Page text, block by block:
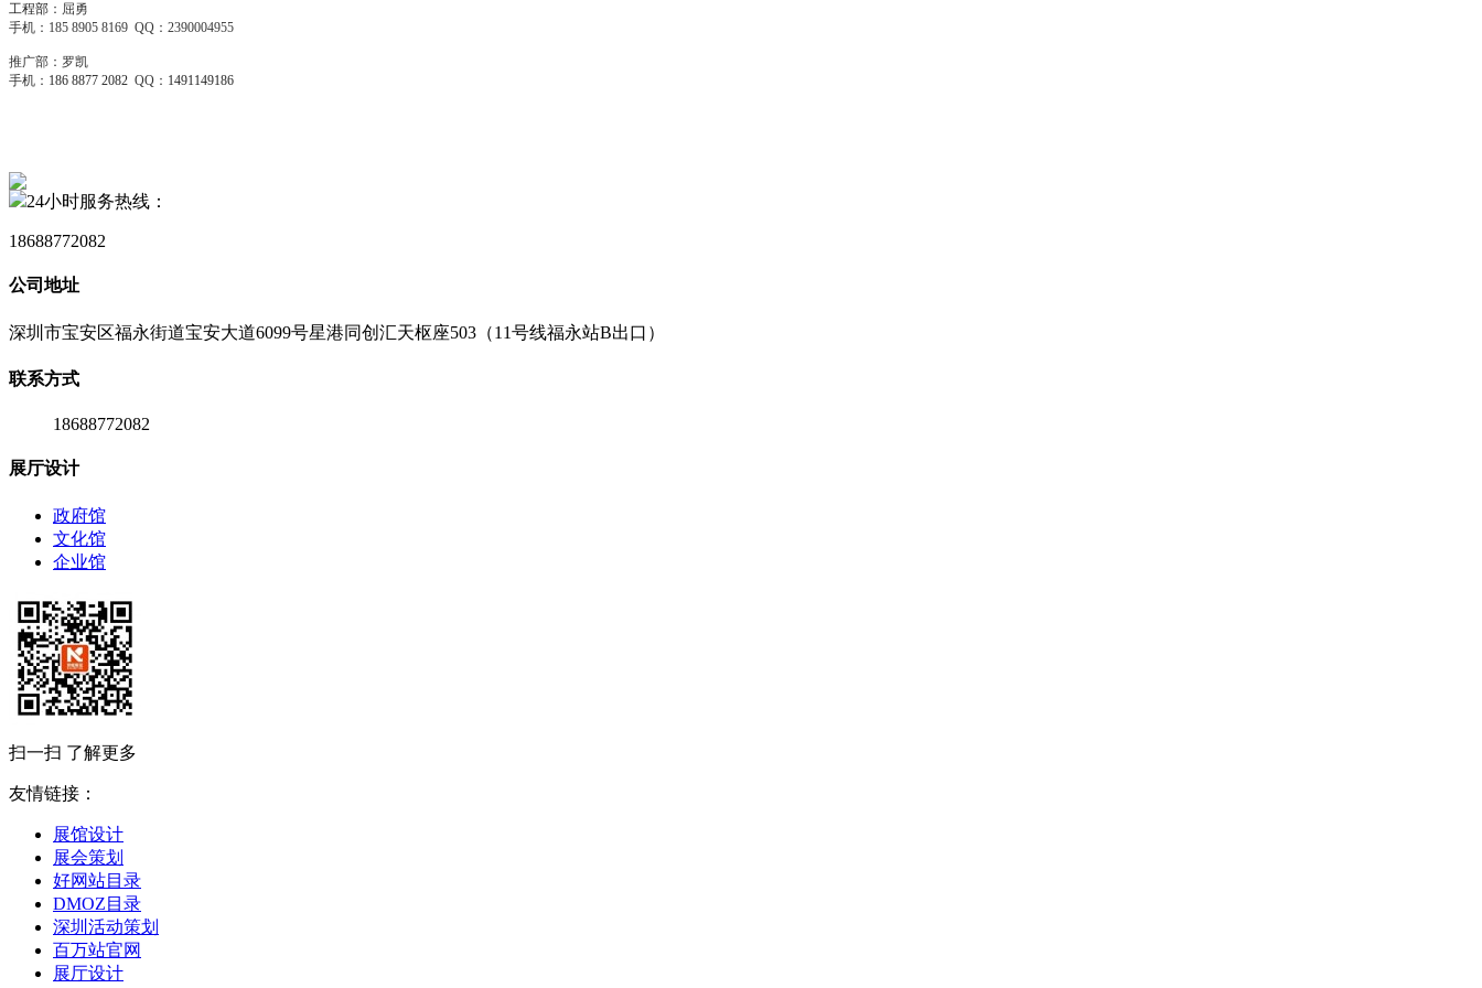
工程部 ：屈勇
手机：185 8905 8169 QQ：2390004955
推广部：罗凯
手机： 186 8877 2082 QQ： 1491149186
24小时服务热线：
18688772082
公司地址
深圳市宝安区福永街道宝安大道6099号星港同创汇天枢座503（11号线福永站B出口）
联系方式
18688772082
展厅设计
政府馆
文化馆
企业馆
扫一扫 了解更多
友情链接：
展馆设计
展会策划
好网站目录
DMOZ目录
深圳活动策划
百万站官网
展厅设计